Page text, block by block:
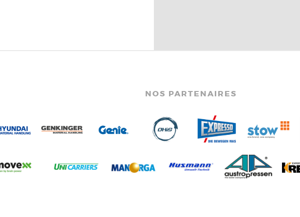
NOS PARTENAIRES